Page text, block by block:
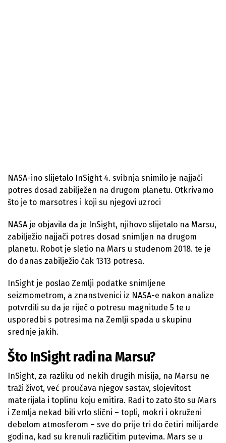
NASA-ino slijetalo InSight 4. svibnja snimilo je najjači
potres dosad zabilježen na drugom planetu. Otkrivamo
što je to marsotres i koji su njegovi uzroci
NASA je objavila da je InSight, njihovo slijetalo na Marsu,
zabilježio najjači potres dosad snimljen na drugom
planetu. Robot je sletio na Mars u studenom 2018. te je
do danas zabilježio čak 1313 potresa.
InSight je poslao Zemlji podatke snimljene
seizmometrom, a znanstvenici iz NASA-e nakon analize
potvrdili su da je riječ o potresu magnitude 5 te u
usporedbi s potresima na Zemlji spada u skupinu
srednje jakih.
Što InSight radi na Marsu?
InSight, za razliku od nekih drugih misija, na Marsu ne
traži život, već proučava njegov sastav, slojevitost
materijala i toplinu koju emitira. Radi to zato što su Mars
i Zemlja nekad bili vrlo slični – topli, mokri i okruženi
debelom atmosferom – sve do prije tri do četiri milijarde
godina, kad su krenuli različitim putevima. Mars se u